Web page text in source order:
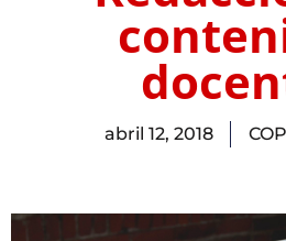
abril 12, 2018